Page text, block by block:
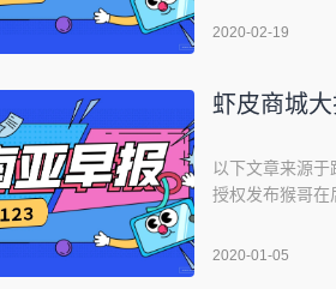
长、仓库扫描时
2020-02-19
虾皮商城
以下文章来源
授权发布猴哥在
瞻仰瞻仰大佬
2020-01-05